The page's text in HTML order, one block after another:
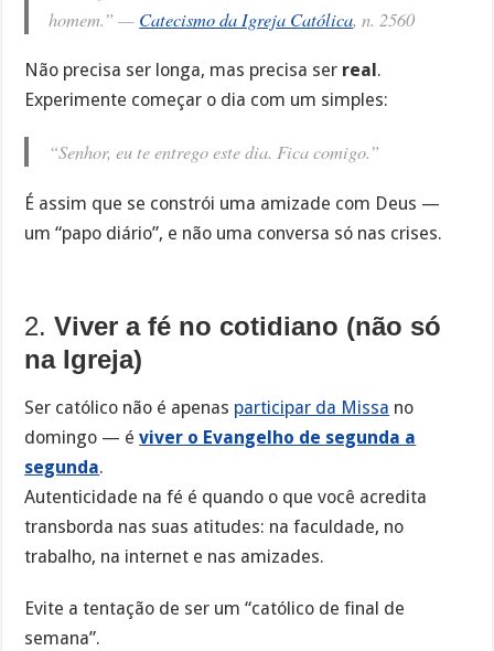
homem.” — Catecismo da Igreja Católica, n. 2560
Não precisa ser longa, mas precisa ser real .
Experimente começar o dia com um simples:
“Senhor, eu te entrego este dia. Fica comigo.”
É assim que se constrói uma amizade com Deus —
um “papo diário”, e não uma conversa só nas crises.
2.Viver a fé no cotidiano (não só
na Igreja)
Ser católico não é apenas participar da Missa no
domingo — éviver o Evangelho de segunda a
segunda.
Autenticidade na fé é quando o que você acredita
transborda nas suas atitudes: na faculdade, no
trabalho, na internet e nas amizades.
Evite a tentação de ser um “católico de final de
semana”.